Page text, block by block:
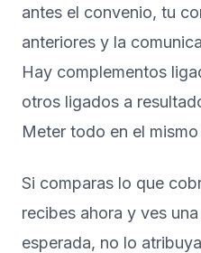
antes el convenio, tu
anteriores y la
Hay complementos
otros ligados a
Meter todo en el
Si comparas lo que
recibes ahora y ves
esperada, no lo